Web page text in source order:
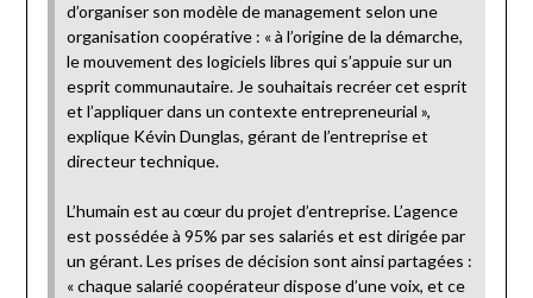
d’organiser son modèle de management selon une
organisation coopérative : « à l’origine de la démarche,
le mouvement des logiciels libres qui s’appuie sur un
esprit communautaire. Je souhaitais recréer cet esprit
et l’appliquer dans un contexte entrepreneurial »,
explique Kévin Dunglas, gérant de l’entreprise et
directeur technique.
L’humain est au cœur du projet d’entreprise. L’agence
est possédée à 95% par ses salariés et est dirigée par
un gérant. Les prises de décision sont ainsi partagées :
« chaque salarié coopérateur dispose d’une voix, et ce